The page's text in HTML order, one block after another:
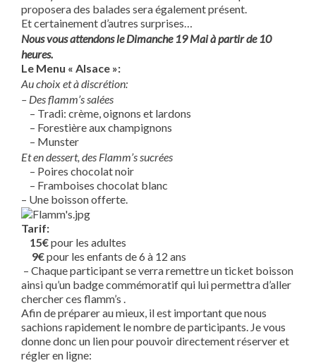
proposera des balades sera également présent.
Et certainement d’autres surprises…
Nous vous attendons le Dimanche 19 Mai à partir de 10
heures.
Le Menu « Alsace »:
Au choix et à discrétion:
– Des flamm’s salées
– Tradi: crème, oignons et lardons
– Forestière aux champignons
– Munster
Et en dessert, des Flamm’s sucrées
– Poires chocolat noir
– Framboises chocolat blanc
– Une boisson offerte.
Tarif:
15€pour les adultes
9€pour les enfants de 6 à 12 ans
– Chaque participant se verra remettre un ticket boisson
ainsi qu’un badge commémoratif qui lui permettra d’aller
chercher ces flamm’s .
Afin de préparer au mieux, il est important que nous
sachions rapidement le nombre de participants. Je vous
donne donc un lien pour pouvoir directement réserver et
régler en ligne: